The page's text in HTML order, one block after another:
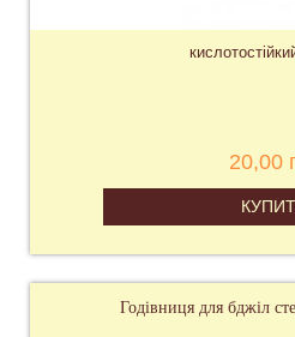
20,00
Годівниця для бджіл